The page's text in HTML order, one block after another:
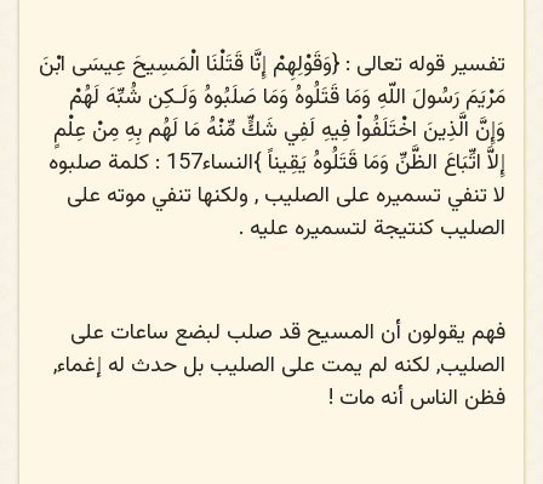
تفسير قوله تعالى : {وَقَوْلِهِمْ إِنَّا قَتَلْنَا الْمَسِيحَ عِيسَى ابْنَ
مَرْيَمَ رَسُولَ اللّهِ وَمَا قَتَلُوهُ وَمَا صَلَبُوهُ وَلَـكِن شُبِّهَ لَهُمْ
وَإِنَّ الَّذِينَ اخْتَلَفُواْ فِيهِ لَفِي شَكٍّ مِّنْهُ مَا لَهُم بِهِ مِنْ عِلْمٍ
إِلاَّ اتِّبَاعَ الظَّنِّ وَمَا قَتَلُوهُ يَقِيناً
}النساء157 : كلمة صلبوه
لا تنفي تسميره على الصليب , ولكنها تنفي موته على
الصليب كنتيجة لتسميره عليه .
فهم يقولون أن المسيح قد صلب لبضع ساعات على
الصليب, لكنه لم يمت على الصليب بل حدث له إغماء,
فظن الناس أنه مات !